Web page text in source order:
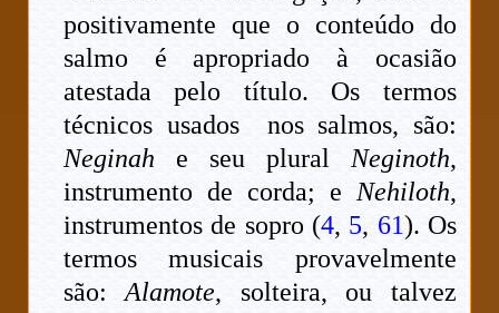
positivamente que o conteúdo do
salmo é apropriado à ocasião
atestada pelo título. Os termos
técnicos usados nos salmos, são:
Neginah e seu plural Neginoth,
instrumento de corda; eNehiloth,
instrumentos de sopro (4, 5, 61). Os
termos musicais provavelmente
são:Alamote, solteira, ou talvez